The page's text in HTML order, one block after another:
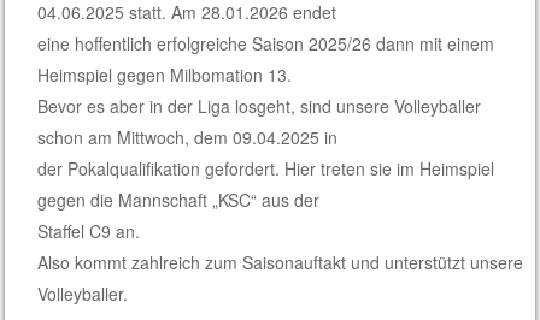
04.06.2025 statt. Am 28.01.2026 endet
eine hoffentlich erfolgreiche Saison 2025/26 dann mit einem
Heimspiel gegen Milbomation 13.
Bevor es aber in der Liga losgeht, sind unsere Volleyballer
schon am Mittwoch, dem 09.04.2025 in
der Pokalqualifikation gefordert. Hier treten sie im Heimspiel
gegen die Mannschaft „KSC“ aus der
Staffel C9 an.
Also kommt zahlreich zum Saisonauftakt und unterstützt unsere
Volleyballer.